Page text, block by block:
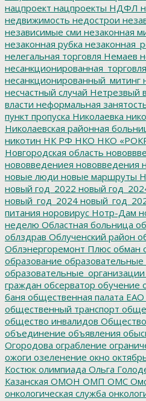
нацпроект нацпроекты НДФЛ
недвижимость недострои
независимые сми незаконная
незаконная рубка
нелегальная торговля Немаев
несанкционированная_торговля
несанкционированный_митинг
несчастный случай Нетрезвый
власти неформальная
пункт пропуска Николаевка
Николаевская районная
никотин НК РФ НКО НКО
Новгородская область
нововведениея нововведения
новые люди новые маршруты
новый год_2022 новый
новый_год_2024
питания норовирус Нотр-Дам
неделю Областная больница
облздрав Облученский район
Облэнергоремонт Плюс обман
образование образовательные
образовательные_организации
граждан обсерватор обучение
баня общественная палата ЕАО
общественный транспорт
общество инвалидов Общество
объединение объявления
Огородова ограбление
ожоги озеленение окно
Костюк олимпиада Ольга
Казанская ОМОН ОМП ОМС
онкологическая служба